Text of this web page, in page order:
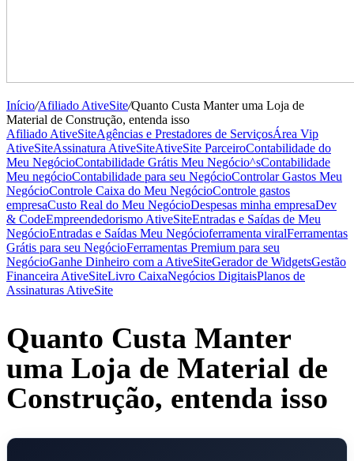
Início/Afiliado AtiveSite/Quanto Custa Manter uma Loja de
Material de Construção, entenda isso
Afiliado AtiveSiteAgências e Prestadores de ServiçosÁrea Vip
AtiveSiteAssinatura AtiveSiteAtiveSite ParceiroContabilidade do
Meu NegócioContabilidade Grátis Meu Negócio^sContabilidade
Meu negócioContabilidade para seu NegócioControlar Gastos Meu
NegócioControle Caixa do Meu NegócioControle gastos
empresaCusto Real do Meu NegócioDespesas minha empresaDev
& CodeEmpreendedorismo AtiveSiteEntradas e Saídas de Meu
NegócioEntradas e Saídas Meu Negócioferramenta viralFerramentas
Grátis para seu NegócioFerramentas Premium para seu
NegócioGanhe Dinheiro com a AtiveSiteGerador de WidgetsGestão
Financeira AtiveSiteLivro CaixaNegócios DigitaisPlanos de
Assinaturas AtiveSite
Quanto Custa Manter
uma Loja de Material de
Construção, entenda isso